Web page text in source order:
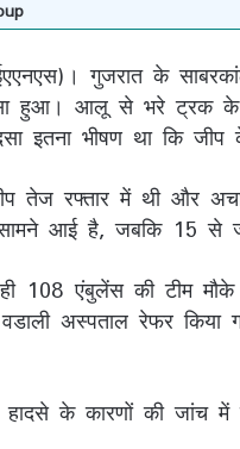
गुजरात के
हुआ। आलू से भरे ट्रक
इतना भीषण था क‍ि
तेज रफ्तार में थी और
सामने आई है, जबकि 15 से
108 एंबुलेंस की टीम
अस्पताल रेफर
के कारणों की जांच